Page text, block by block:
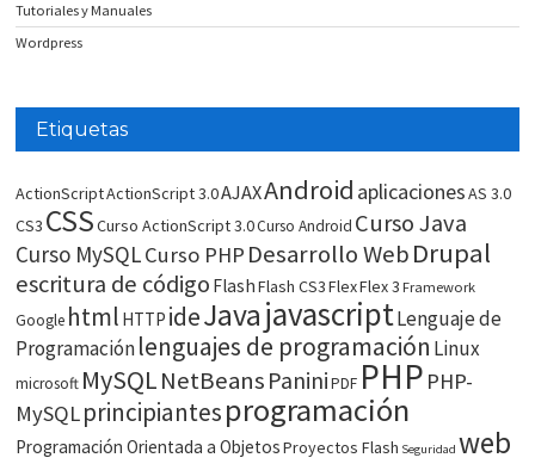
Tutoriales y Manuales
Wordpress
Etiquetas
ActionScriptActionScript 3.0AJAXAndroid aplicacionesAS 3.0
CS3 CSSCurso ActionScript 3.0Curso Android Curso Java
Curso MySQLCurso PHP Desarrollo WebDrupal
escritura de código FlashFlash CS3FlexFlex 3 Framework
Google html HTTP ideJavajavascriptLenguaje de
Programaciónlenguajes de programación Linux
microsoft MySQLNetBeans Panini PDF PHP PHP-
MySQLprincipiantesprogramación
Programación Orientada a ObjetosProyectos Flash Seguridad web